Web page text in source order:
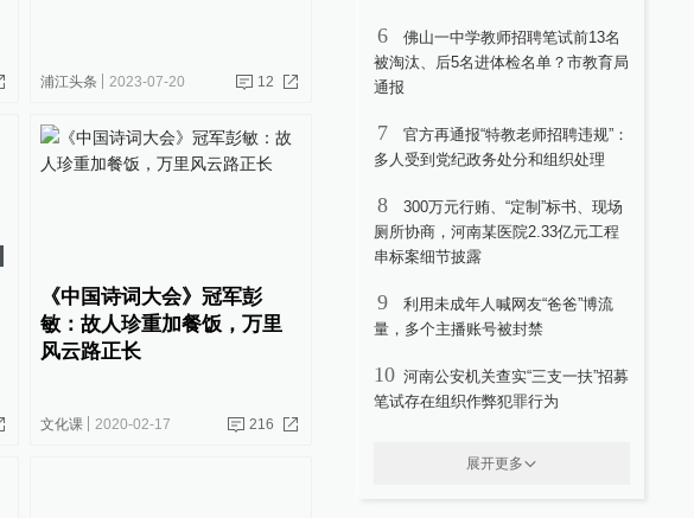
浦江头条 2023-07-20 12
《中国诗词大会》冠军彭
敏：故人珍重加餐饭，万里
风云路正长
文化课 2020-02-17 216
6
佛山一中学教师招聘笔试前13名
被淘汰、后5名进体检名单？市教育局
通报
7
官方再通报“特教老师招聘违规”：
多人受到党纪政务处分和组织处理
8
300万元行贿、“定制”标书、现场
厕所协商，河南某医院2.33亿元工程
串标案细节披露
9
利用未成年人喊网友“爸爸”博流
量，多个主播账号被封禁
10 河南公安机关查实“三支一扶”招募
笔试存在组织作弊犯罪行为
展开更多